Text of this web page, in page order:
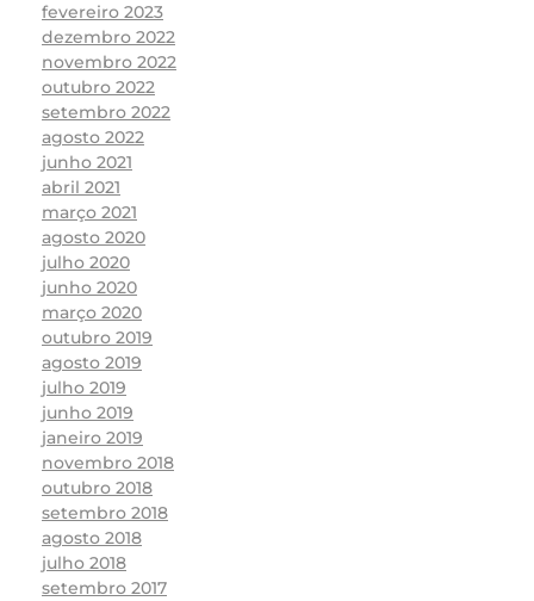
fevereiro 2023
dezembro 2022
novembro 2022
outubro 2022
setembro 2022
agosto 2022
junho 2021
abril 2021
março 2021
agosto 2020
julho 2020
junho 2020
março 2020
outubro 2019
agosto 2019
julho 2019
junho 2019
janeiro 2019
novembro 2018
outubro 2018
setembro 2018
agosto 2018
julho 2018
setembro 2017